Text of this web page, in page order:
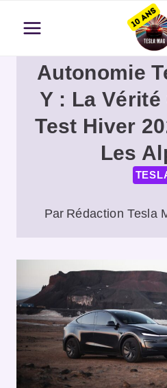
contenu
Autonomie
Y : La Vérité
Test Hiver
Les
Par Rédaction Tesla